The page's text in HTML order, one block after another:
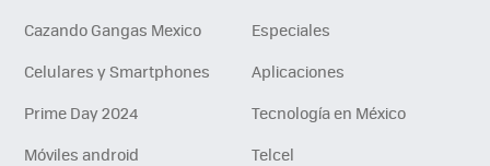
Cazando Gangas Mexico
Especiales
Celulares y Smartphones
Aplicaciones
Prime Day 2024
Tecnología en México
Móviles android
Telcel